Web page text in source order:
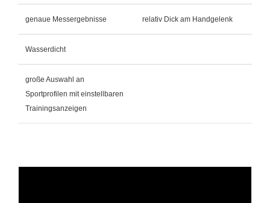
genaue Messergebnisse relativ Dick am Handgelenk
Wasserdicht
große Auswahl an
Sportprofilen mit einstellbaren
Trainingsanzeigen